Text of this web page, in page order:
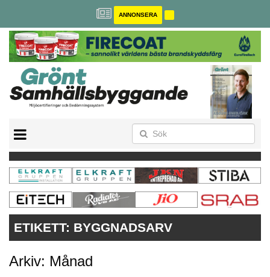
ANNONSERA
MILJÖBYGGNAD
NOLLCO2
CITYLAB
GREENBUILDING
ANNONSERA
ETIKETT: BYGGNADSARV
Arkiv: Månad